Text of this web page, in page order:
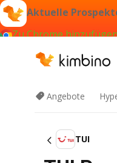
Aktuelle
Zu Chrome
Angebote
TUI